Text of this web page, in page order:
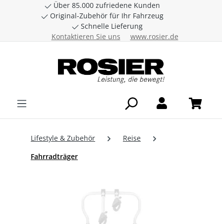
Zum Hauptinhalt springen
Über 85.000 zufriedene Kunden
Original-Zubehör für Ihr Fahrzeug
Schnelle Lieferung
Kontaktieren Sie uns
www.rosier.de
Lifestyle & Zubehör
Reise
Fahrradträger